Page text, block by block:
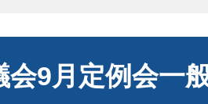
9月定例会一